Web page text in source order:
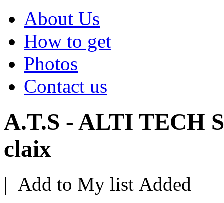
About Us
How to get
Photos
Contact us
A.T.S - ALTI TECH
claix
| Add to My list Added